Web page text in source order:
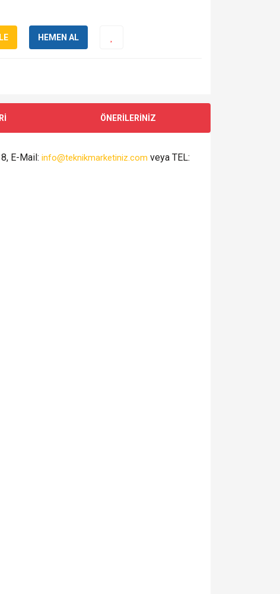
HEMEN AL
ÖNERİLERİNİZ
E-Mail: info@teknikmarketiniz.com veya TEL: